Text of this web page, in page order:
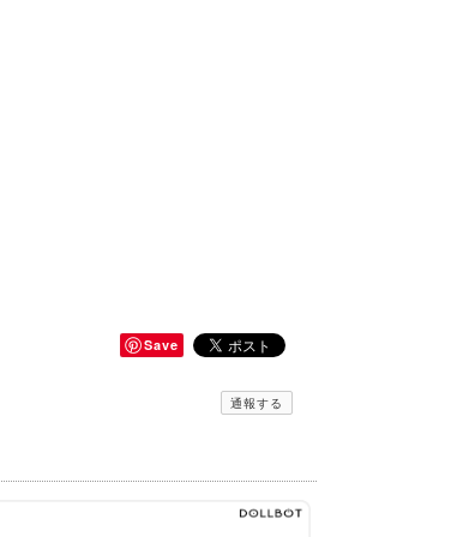
Save
通報する